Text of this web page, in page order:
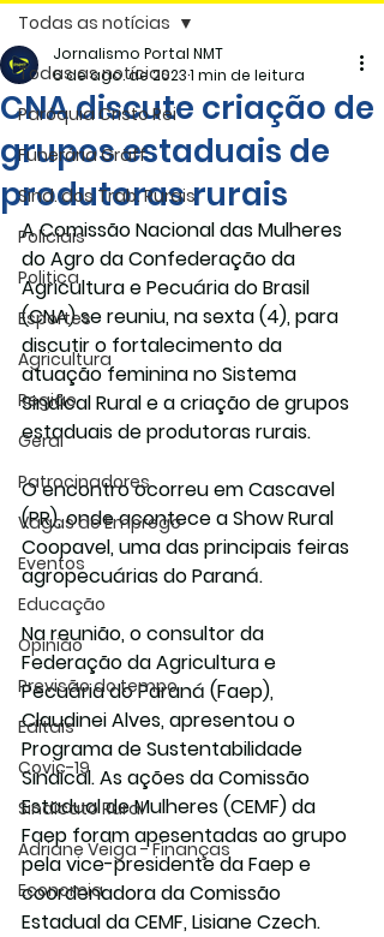
Todas as notícias
Paróquia Cristo Rei
Funerária Gräff
Sind. dos Trab. Rurais
Policiais
Politica
Esportes
Agricultura
Região
Geral
Patrocinadores
Vagas de Emprego
Eventos
Educação
Opinião
Previsão do tempo
Editais
Covic-19
Sindicato Rural
Adriane Veiga - Finanças
Economia
Todas as notícias
CNA discute criação de
grupos estaduais de
produtoras rurais
Jornalismo Portal NMT
6 de ago. de 20231 min de leitura
A Comissão Nacional das Mulheres
do Agro da Confederação da
Agricultura e Pecuária do Brasil
(CNA) se reuniu, na sexta (4), para
discutir o fortalecimento da
atuação feminina no Sistema
Sindical Rural e a criação de grupos
estaduais de produtoras rurais.
O encontro ocorreu em Cascavel
(PR), onde acontece a Show Rural
Coopavel, uma das principais feiras
agropecuárias do Paraná.
Na reunião, o consultor da
Federação da Agricultura e
Pecuária do Paraná (Faep),
Claudinei Alves, apresentou o
Programa de Sustentabilidade
Sindical. As ações da Comissão
Estadual de Mulheres (CEMF) da
Faep foram apesentadas ao grupo
pela vice-presidente da Faep e
coordenadora da Comissão
Estadual da CEMF, Lisiane Czech.